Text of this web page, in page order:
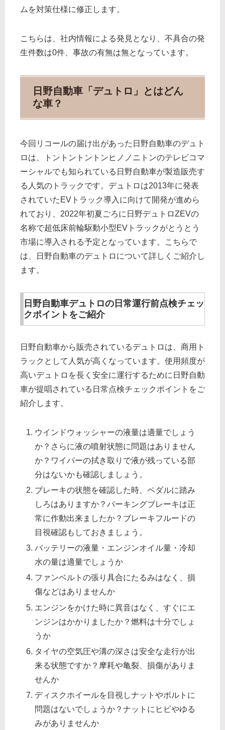
ムを対策仕様に修正します。
こちらは、社内情報による発見となり、不具合の発
生件数は0件、事故の有無は無となっています。
日野自動車「デュトロ」とはどん
な車？
今回リコールの届け出があった日野自動車のデュト
ロは、トントントントンヒノノニトンのテレビコマ
ーシャルでも知られている日野自動車が製造販売す
る人気のトラックです。デュトロは2013年に発表
されていたEVトラック導入に向けて開発が進めら
れており、2022年初夏ごろに日野デュトロZEVの
名称で超低床前輪駆動小型EVトラックがとうとう
市場に導入される予定となっています。こちらで
は、日野自動車のデュトロについて詳しくご紹介し
ます。
日野自動車デュトロの日常運行前点検チェッ
クポイントをご紹介
日野自動車から販売されているデュトロは、商用ト
ラックとして人気が高くなっています。使用頻度が
高いデュトロを長く安全に運行するために日野自動
車が提唱されている日常点検チェックポイントをご
紹介します。
ウインドウォッシャーの液量は適量でしょう
か？さらに液の噴射状態に問題はありません
か？ワイパーの拭き取りで液が残っている部
分はないかも確認しましょう。
ブレーキの状態を確認した時、ペダルに踏み
しろはありますか？パーキングブレーキは正
常に作動出来ましたか？ブレーキフルードの
目視確認もしておきましょう。
バッテリーの液量・エンジンオイル量・冷却
水の量は適量でしょうか
ファンベルトの張り具合にたるみはなく、損
傷などはありませんか
エンジンをかけた時に異音はなく、すぐにエ
ンジンはかかりましたか？燃料は十分でしょ
うか
タイヤの空気圧や溝の深さは安全な走行が出
来る状態ですか？摩耗や亀裂、損傷がありま
せんか
ディスクホイールを目視しナットやボルトに
問題はないでしょうか？ナットにヒビやゆる
みがありませんか